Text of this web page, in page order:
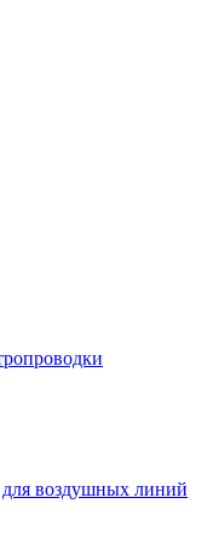
воздушных линий